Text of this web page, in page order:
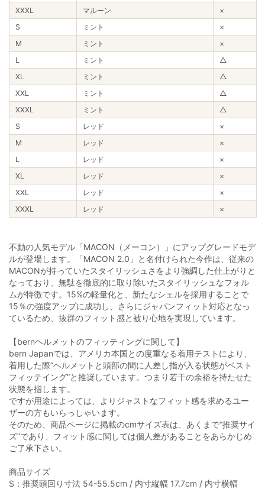
XXXL
マルーン
×
S
ミント
×
M
ミント
×
L
ミント
△
XL
ミント
△
XXL
ミント
△
XXXL
ミント
△
S
レッド
×
M
レッド
×
L
レッド
×
XL
レッド
×
XXL
レッド
×
XXXL
レッド ×
不動の人気モデル「MACON（メーコン）」にアップグレードモデ
ルが登場します。「MACON 2.0」と名付けられた今作は、従来の
MACONが持っていたスタイリッシュさをより強調した仕上がりと
なっており、無駄を徹底的に取り除いたスタイリッシュなフォル
ムが特徴です。15%の軽量化と、新たなシェルを採用することで
15％の強度アップに成功し、さらにジャパンフィット対応となっ
ているため、抜群のフィット感と被り心地を実現しています。
【bernヘルメットのフィッティングに関して】
bern Japanでは、アメリカ本国との度重なる着用テストにより、
着用した際“ヘルメットと頭部の間に人差し指が入る状態がベスト
フィッテイング”と推奨しています。つまり若干の余裕を持たせた
状態を指します。
ですが用途によっては、よりジャストなフィット感を求めるユー
ザーの方もいらっしゃいます。
そのため、商品ページに掲載のcmサイズ表は、あくまで“推奨サイ
ズ”であり、フィット感に関しては個人差があることをあらかじめ
ご了承下さい。
商品サイズ
S：推奨頭回り寸法 54-55.5cm / 内寸縦幅 17.7cm / 内寸横幅